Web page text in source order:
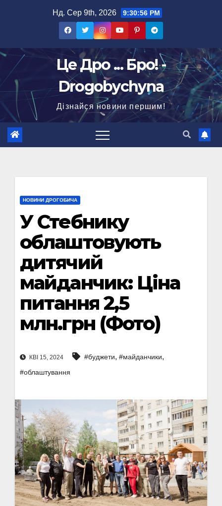
Нд. Сер 9th, 2026 9:30:58 PM
Це Дро ... Бро! -
Drogobychyna
Дізнайся новини першим!
НОВИНИ ДРОГОБИЧА
У Стебнику
облаштовують
дитячий
майданчик: Ціна
питання 2,5
млн.грн (Фото)
КВІ 15, 2024 #буджети, #майданчики,
#облаштування